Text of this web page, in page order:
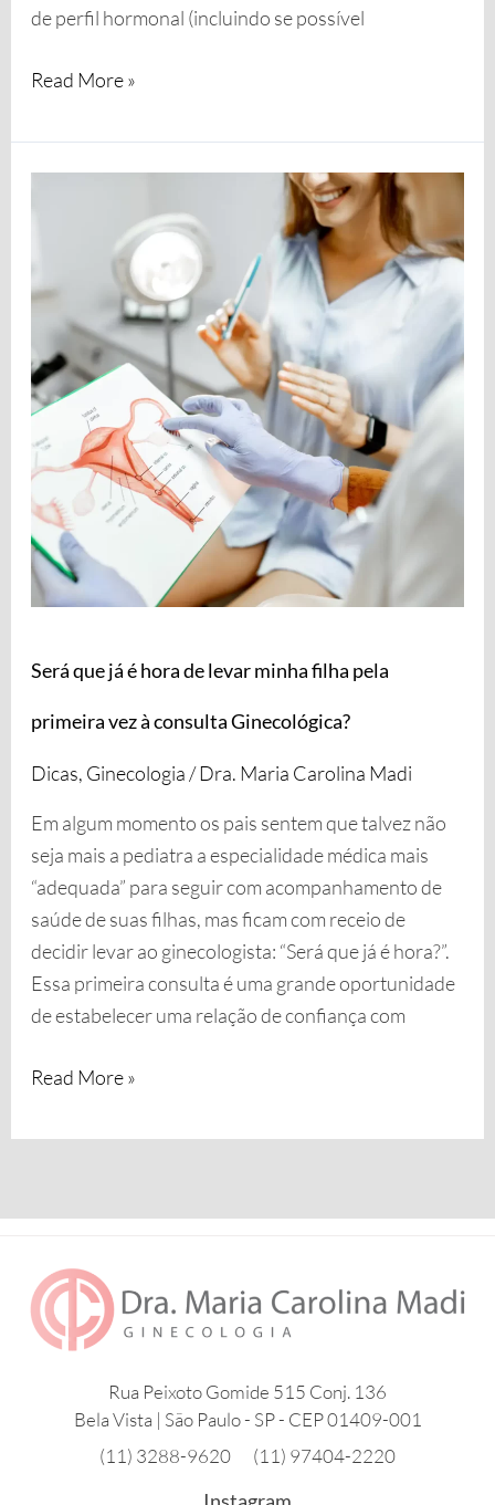
de perfil hormonal (incluindo se possível
Read More »
Será que já é hora de levar minha filha pela
primeira vez à consulta Ginecológica?
Dicas, Ginecologia /Dra. Maria Carolina Madi
Em algum momento os pais sentem que talvez não
seja mais a pediatra a especialidade médica mais
“adequada” para seguir com acompanhamento de
saúde de suas filhas, mas ficam com receio de
decidir levar ao ginecologista: “Será que já é hora?”.
Essa primeira consulta é uma grande oportunidade
de estabelecer uma relação de confiança com
é
hora
levar
minha
filha
pela
primeira
vez
à
consulta
Read More »
Rua Peixoto Gomide 515 Conj. 136
Bela Vista | São Paulo - SP - CEP 01409-001
(11) 3288-9620
(11) 97404-2220